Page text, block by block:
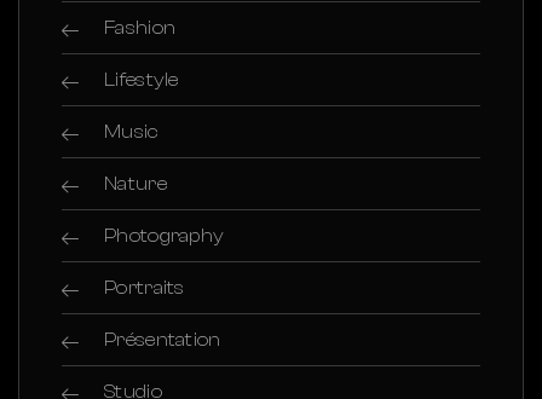
Fashion
Lifestyle
Music
Nature
Photography
Portraits
Présentation
Studio